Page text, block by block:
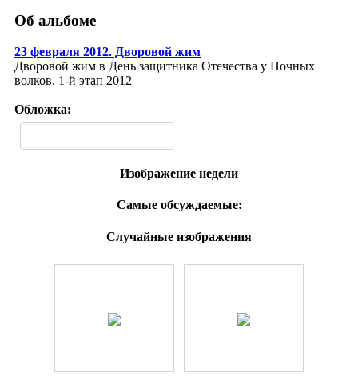
Об альбоме
23 февраля 2012. Дворовой жим
Дворовой жим в День защитника Отечества у Ночных
волков. 1-й этап 2012
Обложка:
Изображение недели
Самые обсуждаемые:
Случайные изображения